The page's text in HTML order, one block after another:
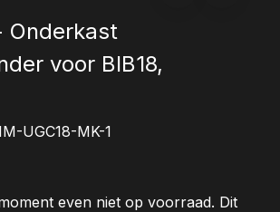
Onderkast
voor BIB18,
IM-UGC18-MK-1
even niet op voorraad. Dit